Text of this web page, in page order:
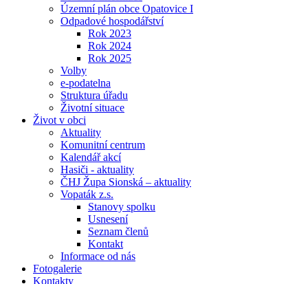
Územní plán obce Opatovice I
Odpadové hospodářství
Rok 2023
Rok 2024
Rok 2025
Volby
e-podatelna
Struktura úřadu
Životní situace
Život v obci
Aktuality
Komunitní centrum
Kalendář akcí
Hasiči - aktuality
ČHJ Župa Sionská – aktuality
Vopaták z.s.
Stanovy spolku
Usnesení
Seznam členů
Kontakt
Informace od nás
Fotogalerie
Kontakty